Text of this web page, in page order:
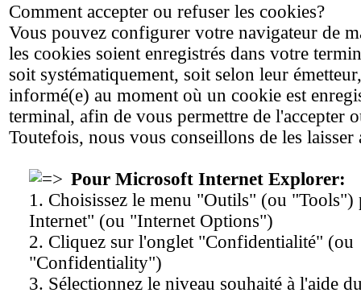
Comment accepter ou refuser les cookies?
Vous pouvez configurer votre navigateur de
les cookies soient enregistrés dans votre
soit systématiquement, soit selon leur
informé(e) au moment où un cookie est
terminal, afin de vous permettre de l'accepter
Toutefois, nous vous conseillons de les laisser
Pour Microsoft Internet Explorer:
1. Choisissez le menu "Outils" (ou "Tools")
Internet" (ou "Internet Options")
2. Cliquez sur l'onglet "Confidentialité" (ou
"Confidentiality")
3. Sélectionnez le niveau souhaité à l'aide